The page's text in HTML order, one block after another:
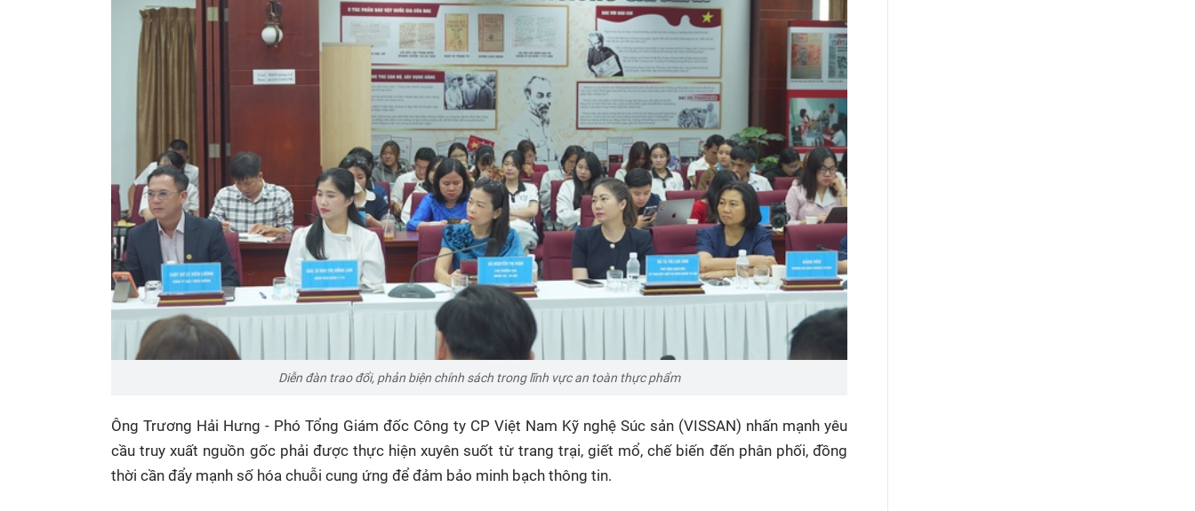
Diễn đàn trao đổi, phản biện chính sách trong lĩnh vực an toàn thực phẩm
Ông Trương Hải Hưng - Phó Tổng Giám đốc Công ty CP Việt Nam Kỹ nghệ Súc sản (VISSAN) nhấn mạnh yêu
cầu truy xuất nguồn gốc phải được thực hiện xuyên suốt từ trang trại, giết mổ, chế biến đến phân phối, đồng
thời cần đẩy mạnh số hóa chuỗi cung ứng để đảm bảo minh bạch thông tin.